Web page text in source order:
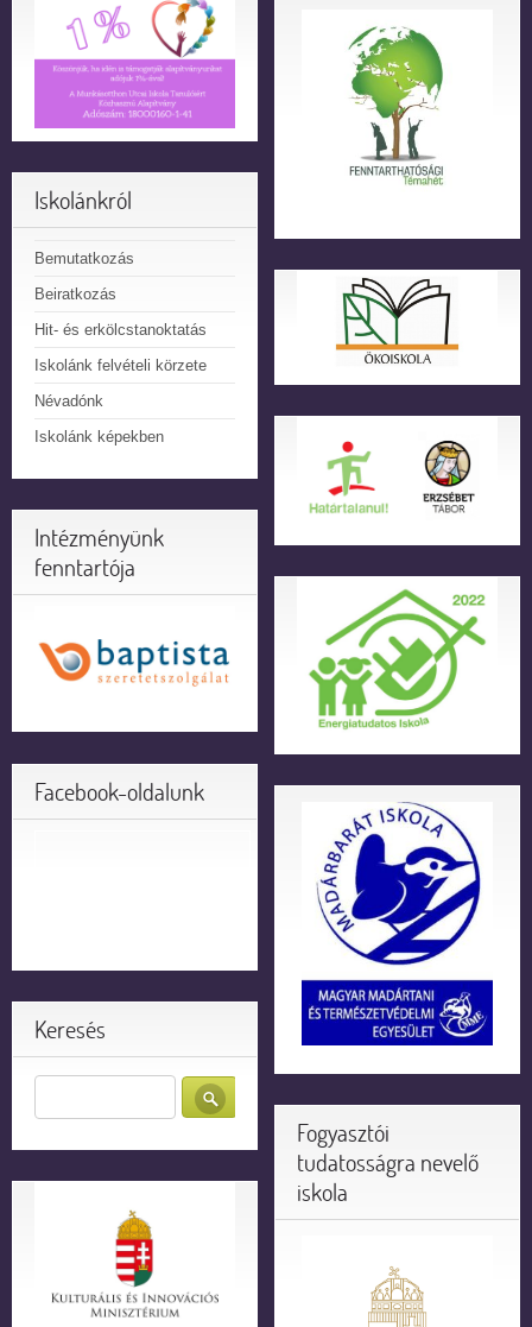
Iskolánkról
Bemutatkozás
Beiratkozás
Hit- és erkölcstanoktatás
Iskolánk felvételi körzete
Névadónk
Iskolánk képekben
Intézményünk
fenntartója
Facebook-oldalunk
Keresés
Fogyasztói
tudatosságra nevelő
iskola